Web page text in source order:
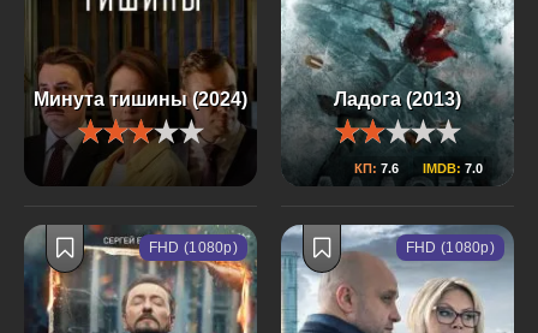
Минута тишины (2024) Ладога (2013)
КП: 7.6 IMDB: 7.0
FHD (1080p) FHD (1080p)